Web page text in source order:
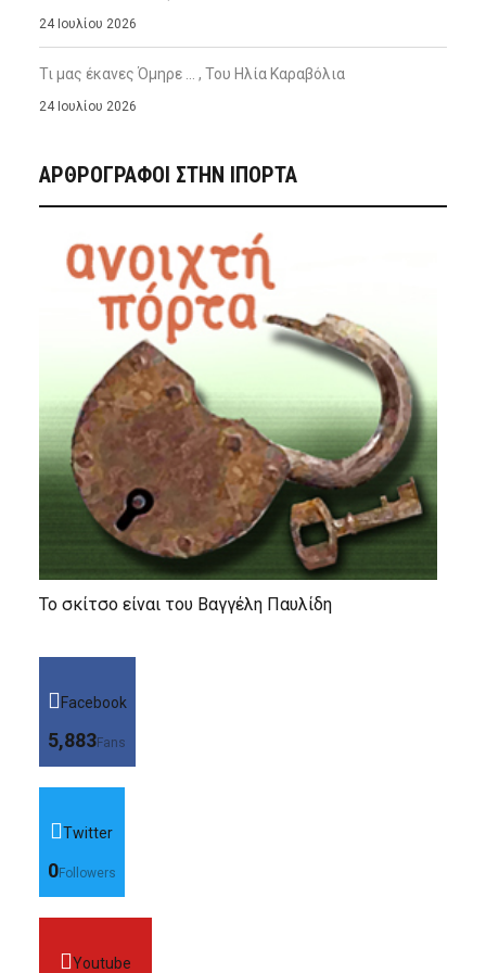
24 Ιουλίου 2026
Τι μας έκανες Όμηρε … , Του Ηλία Καραβόλια
24 Ιουλίου 2026
ΑΡΘΡΟΓΡΑΦΟΙ ΣΤΗΝ IΠΟΡΤΑ
Το σκίτσο είναι του Βαγγέλη Παυλίδη
Facebook
5,883Fans
Twitter
0Followers
Youtube